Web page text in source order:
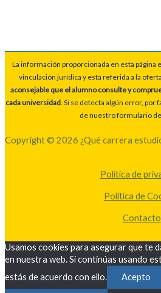
La información proporcionada en esta
vinculación jurídica y está referida a la
aconsejable que el alumno consulte y
cada universidad. Si se detecta algún error, por
de nuestro formulario
Copyright © 2026 ¿Qué carrera
Política de
Política de
Contacto
Usamos cookies para asegurar que te
en nuestra web. Si continúas usando
estás de acuerdo con ello.
Acepto